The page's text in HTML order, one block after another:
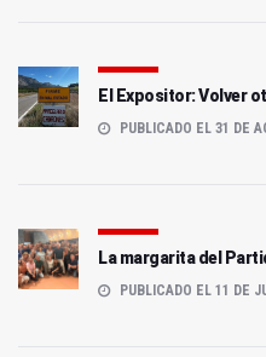
El Expositor: Volver
PUBLICADO EL 31 DE
La margarita del
PUBLICADO EL 11 DE